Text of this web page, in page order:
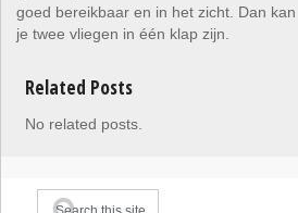
goed bereikbaar en in het zicht. Dan kan
je twee vliegen in één klap zijn.
Related Posts
No related posts.